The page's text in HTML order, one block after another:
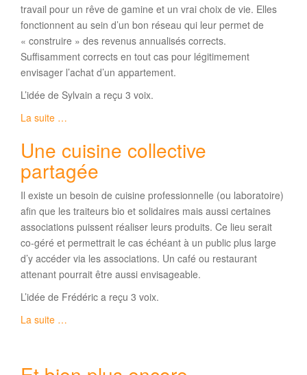
travail pour un rêve de gamine et un vrai choix de vie. Elles
fonctionnent au sein d’un bon réseau qui leur permet de
« construire » des revenus annualisés corrects.
Suffisamment corrects en tout cas pour légitimement
envisager l’achat d’un appartement.
L’idée de Sylvain a reçu 3 voix.
La suite …
Une cuisine collective
partagée
Il existe un besoin de cuisine professionnelle (ou laboratoire)
afin que les traiteurs bio et solidaires mais aussi certaines
associations puissent réaliser leurs produits. Ce lieu serait
co-géré et permettrait le cas échéant à un public plus large
d’y accéder via les associations. Un café ou restaurant
attenant pourrait être aussi envisageable.
L’idée de Frédéric a reçu 3 voix.
La suite …